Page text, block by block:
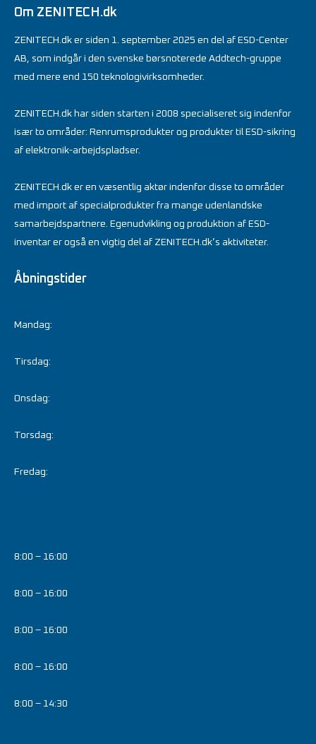
Om ZENITECH.dk
ZENITECH.dk er siden 1. september 2025 en del af ESD-Center
AB, som indgår i den svenske børsnoterede Addtech-gruppe
med mere end 150 teknologivirksomheder.
ZENITECH.dk har siden starten i 2008 specialiseret sig indenfor
især to områder: Renrumsprodukter og produkter til ESD-sikring
af elektronik-arbejdspladser.
ZENITECH.dk er en væsentlig aktør indenfor disse to områder
med import af specialprodukter fra mange udenlandske
samarbejdspartnere. Egenudvikling og produktion af ESD-
inventar er også en vigtig del af ZENITECH.dk’s aktiviteter.
Åbningstider
Mandag:
Tirsdag:
Onsdag:
Torsdag:
Fredag:
8:00 – 16:00
8:00 – 16:00
8:00 – 16:00
8:00 – 16:00
8:00 – 14:30